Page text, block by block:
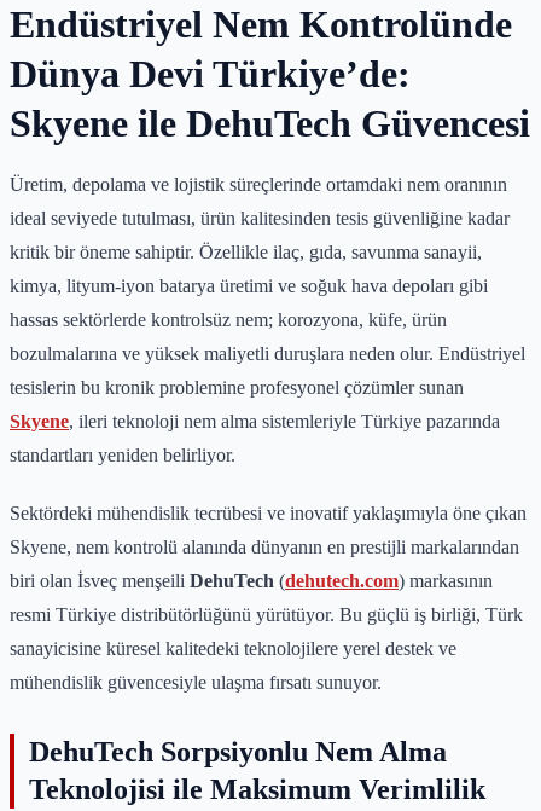
Endüstriyel Nem Kontrolünde
Dünya Devi Türkiye’de:
Skyene ile DehuTech Güvencesi
Üretim, depolama ve lojistik süreçlerinde ortamdaki nem oranının
ideal seviyede tutulması, ürün kalitesinden tesis güvenliğine kadar
kritik bir öneme sahiptir. Özellikle ilaç, gıda, savunma sanayii,
kimya, lityum-iyon batarya üretimi ve soğuk hava depoları gibi
hassas sektörlerde kontrolsüz nem; korozyona, küfe, ürün
bozulmalarına ve yüksek maliyetli duruşlara neden olur. Endüstriyel
tesislerin bu kronik problemine profesyonel çözümler sunan
Skyene, ileri teknoloji nem alma sistemleriyle Türkiye pazarında
standartları yeniden belirliyor.
Sektördeki mühendislik tecrübesi ve inovatif yaklaşımıyla öne çıkan
Skyene, nem kontrolü alanında dünyanın en prestijli markalarından
biri olan İsveç menşeili DehuTech (dehutech.com) markasının
resmi Türkiye distribütörlüğünü yürütüyor. Bu güçlü iş birliği, Türk
sanayicisine küresel kalitedeki teknolojilere yerel destek ve
mühendislik güvencesiyle ulaşma fırsatı sunuyor.
DehuTech Sorpsiyonlu Nem Alma
Teknolojisi ile Maksimum Verimlilik